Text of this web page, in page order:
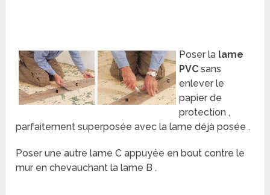
Poser la lame
PVC sans
enlever le
papier de
protection ,
parfaitement superposée avec la lame déjà posée .
Poser une autre lame C appuyée en bout contre le
mur en chevauchant la lame B .